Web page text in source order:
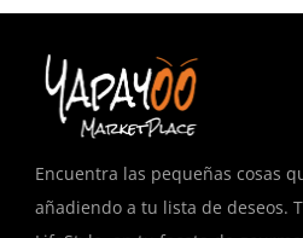
Encuentra las pequeñas cosas
añadiendo a tu lista de deseos.